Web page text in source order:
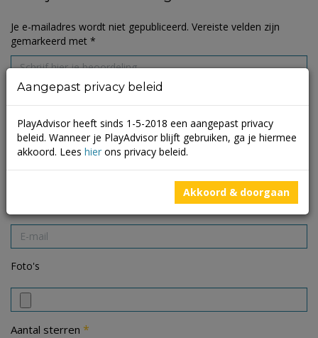
Je e-mailadres wordt niet gepubliceerd. Vereiste velden zijn
gemarkeerd met *
Foto's
Aantal sterren *
Aangepast privacy beleid
PlayAdvisor heeft sinds 1-5-2018 een aangepast privacy
beleid. Wanneer je PlayAdvisor blijft gebruiken, ga je hiermee
akkoord. Lees hier ons privacy beleid.
Akkoord & doorgaan